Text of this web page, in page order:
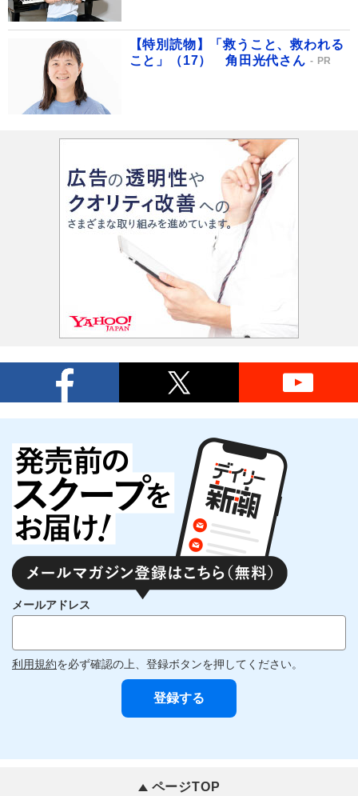
【特別読物】「救うこと、救われる
こと」（17） 角田光代さん
PR
メールアドレス
利用規約を必ず確認の上、登録ボタンを押してください。
ページTOP